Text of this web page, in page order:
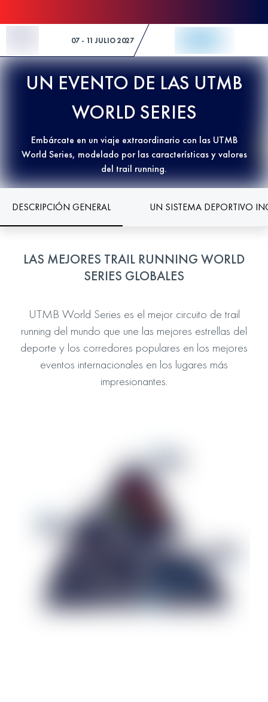
07 - 11 JULIO 2027
UN EVENTO DE LAS UTMB
WORLD SERIES
Embárcate en un viaje extraordinario con las UTMB
World Series, modelado por las características y valores
del trail running.
DESCRIPCIÓN GENERAL UN SISTEMA DEPORTIVO
LAS MEJORES TRAIL RUNNING WORLD
SERIES GLOBALES
UTMB World Series es el mejor circuito de trail
running del mundo que une las mejores estrellas del
deporte y los corredores populares en los mejores
eventos internacionales en los lugares más
impresionantes.